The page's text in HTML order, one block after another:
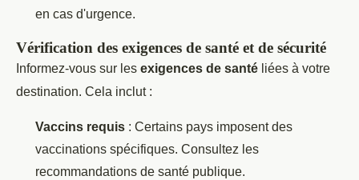
en cas d'urgence.
Vérification des exigences de santé et de sécurité
Informez-vous sur les exigences de santé liées à votre
destination. Cela inclut :
Vaccins requis : Certains pays imposent des
vaccinations spécifiques. Consultez les
recommandations de santé publique.